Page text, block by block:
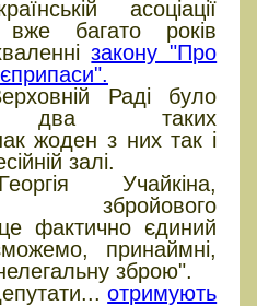
асоціації
вже багато років
закону "Про
Раді було
два таких
жоден з них так і
залі.
Учайкіна,
збройового
фактично єдиний
принаймні,
зброю".
отримують